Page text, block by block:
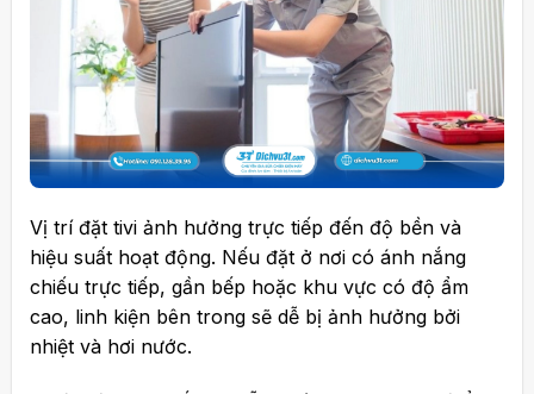
Vị trí đặt tivi ảnh hưởng trực tiếp đến độ bền và
hiệu suất hoạt động. Nếu đặt ở nơi có ánh nắng
chiếu trực tiếp, gần bếp hoặc khu vực có độ ẩm
cao, linh kiện bên trong sẽ dễ bị ảnh hưởng bởi
nhiệt và hơi nước.